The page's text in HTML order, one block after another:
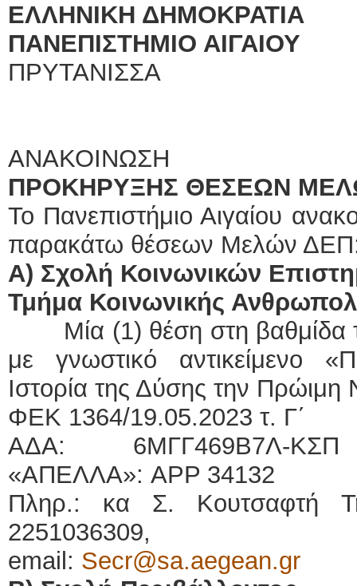
ΕΛΛΗΝΙΚΗ ΔΗΜΟΚΡΑΤΙΑ
ΠΑΝΕΠΙΣΤΗΜΙΟ ΑΙΓΑΙΟΥ
ΑΝΑΚΟΙΝΩΣΗ
ΠΡΟΚΗΡΥΞΗΣ ΘΕΣΕΩΝ
Το Πανεπιστήμιο Αιγαίου
παρακάτω θέσεων Μελών
Α) Σχολή Κοινωνικών
Τμήμα Κοινωνικής
Μία (1) θέση στη βαθμίδα
με γνωστικό αντικείμενο
Ιστορία της Δύσης την Πρώιμη
ΦΕΚ 1364/19.05.2023 τ. Γ΄
ΑΔΑ: 6ΜΓΓ469Β7Λ-ΚΣΠ
«ΑΠΕΛΛΑ»: APP 34132
Πληρ.: κα Σ. Κουτσαφτή
2251036309,
email: Secr@sa.aegean.gr